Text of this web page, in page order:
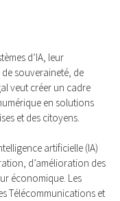
d’IA, leur
souveraineté, de
veut créer un cadre
en solutions
et des citoyens.
artificielle (IA)
d’amélioration des
économique. Les
Télécommunications et